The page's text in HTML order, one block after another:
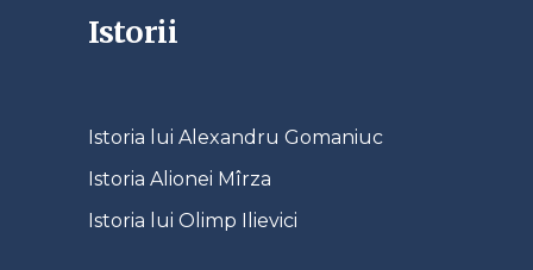
Istorii
Istoria lui Alexandru Gomaniuc
Istoria Alionei Mîrza
Istoria lui Olimp Ilievici